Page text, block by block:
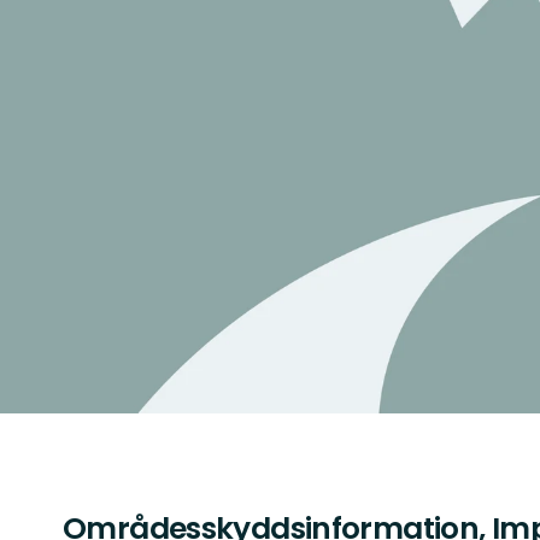
Områdesskyddsinformation,